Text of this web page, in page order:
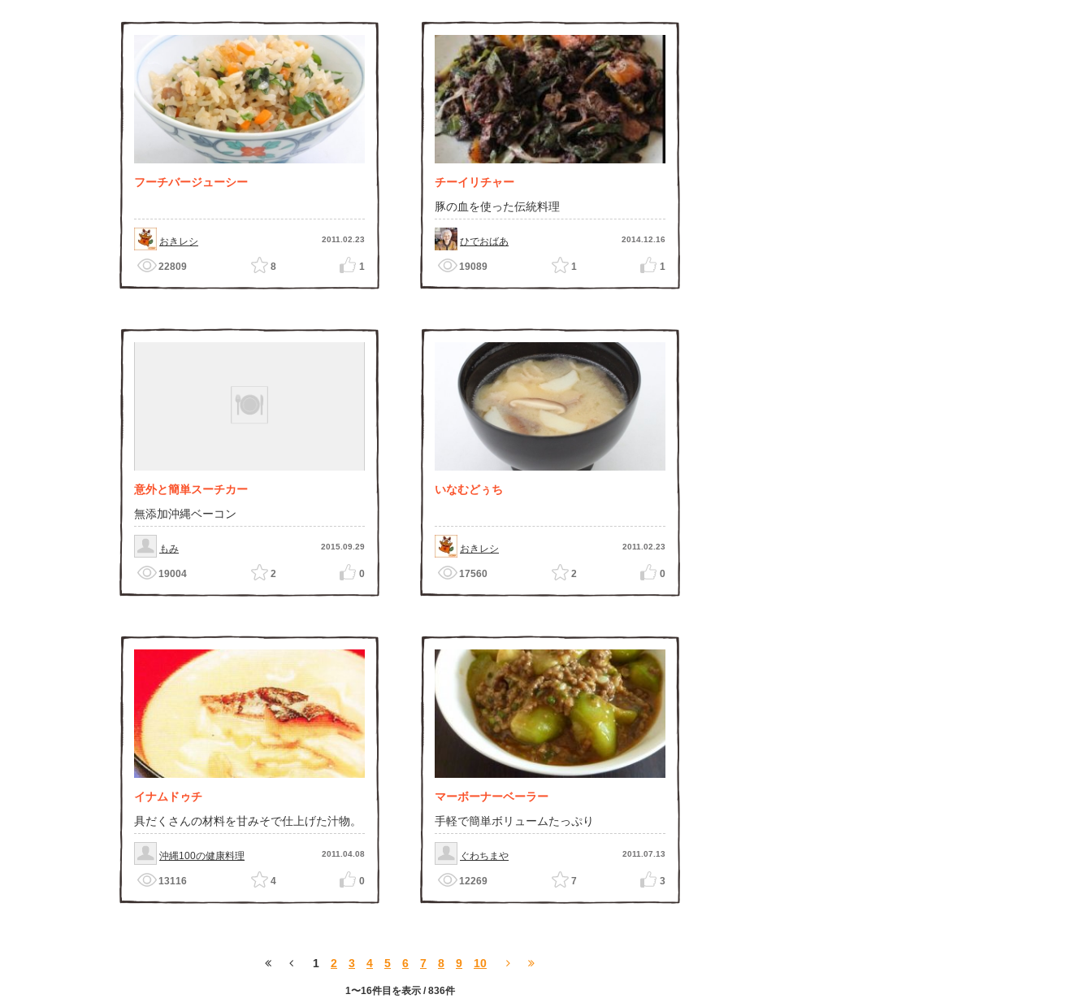
フーチバージューシー
おきレシ 2011.02.23
22809 8 1
チーイリチャー
豚の血を使った伝統料理
ひでおばあ 2014.12.16
19089 1 1
意外と簡単スーチカー
無添加沖縄ベーコン
もみ 2015.09.29
19004 2 0
いなむどぅち
おきレシ 2011.02.23
17560 2 0
イナムドゥチ
具だくさんの材料を甘みそで仕上げた汁物。
沖縄100の健康料理 2011.04.08
13116 4 0
マーボーナーベーラー
手軽で簡単ボリュームたっぷり
ぐわちまや 2011.07.13
12269 7 3
1 2 3 4 5 6 7 8 9 10
1〜16件目を表示/ 836件